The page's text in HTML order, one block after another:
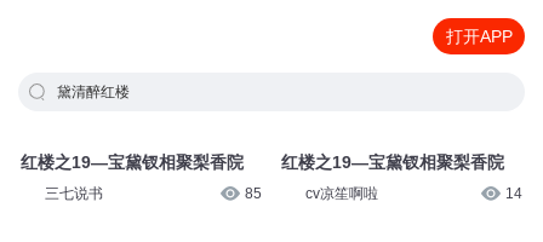
打开APP
黛清醉红楼
红楼之19—宝黛钗相聚梨香院
三七说书 85
红楼之19—宝黛钗相聚梨香院
cv凉笙啊啦 14